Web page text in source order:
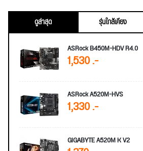
ดูล่าสุด รุ่นใกล้เคียง
ASRock B450M-HDV R4.0
1,530 .-
ASRock A520M-HVS
1,330 .-
GIGABYTE A520M K V2